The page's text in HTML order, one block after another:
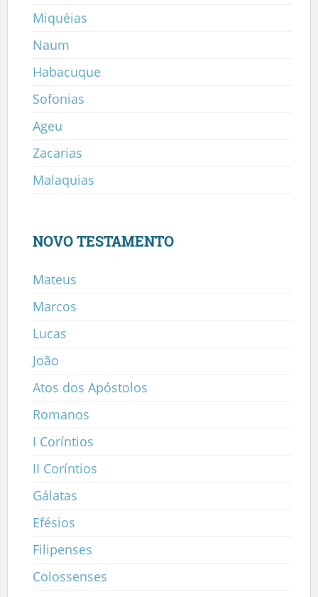
Miquéias
Naum
Habacuque
Sofonias
Ageu
Zacarias
Malaquias
NOVO TESTAMENTO
Mateus
Marcos
Lucas
João
Atos dos Apóstolos
Romanos
I Coríntios
II Coríntios
Gálatas
Efésios
Filipenses
Colossenses